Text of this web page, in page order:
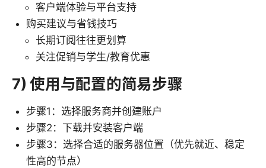
客户端体验与平台支持
购买建议与省钱技巧
长期订阅往往更划算
关注促销与学生/教育优惠
7) 使用与配置的简易步骤
步骤1：选择服务商并创建账户
步骤2：下载并安装客户端
步骤3：选择合适的服务器位置（优先就近、稳定
性高的节点）